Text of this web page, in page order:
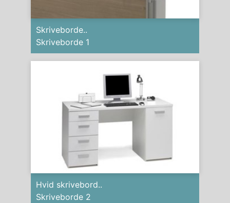
Skriveborde..
Skriveborde 1
Hvid skrivebord..
Skriveborde 2